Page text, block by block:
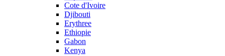
Cote d'Ivoire
Djibouti
Erythree
Ethiopie
Gabon
Kenya